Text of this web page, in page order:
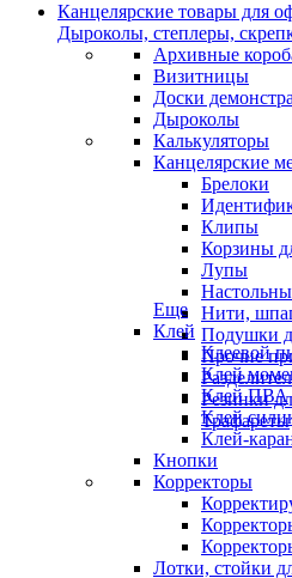
Канцелярские товары для
Дыроколы, степлеры,
Архивные
Визитницы
Доски
Дыроколы
Калькуляторы
Канцелярские
Брелоки
Клипы
Корзины
Лупы
Нити,
Подушки
Прочие
Резинки
Трафареты
Еще
Клей
Клеевой
Клей
Клей ПВА
Клей
Клей-
Кнопки
Корректоры
Лотки, стойки